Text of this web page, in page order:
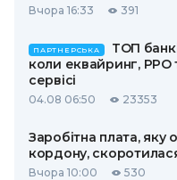
Вчора 16:33 391
ПАРТНЕРСЬКА
ТОП
коли еквайринг, РРО
сервісі
04.08 06:50 23353
Заробітна плата, яку
кордону,
Вчора 10:00 530